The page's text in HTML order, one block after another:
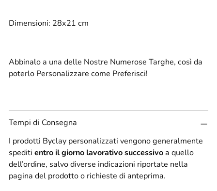
Dimensioni: 28x21 cm
Abbinalo a una delle Nostre Numerose Targhe, così da
poterlo Personalizzare come Preferisci!
Tempi di Consegna
I prodotti Byclay personalizzati vengono generalmente
spediti entro il giorno lavorativo successivo a quello
dell’ordine, salvo diverse indicazioni riportate nella
pagina del prodotto o richieste di anteprima.